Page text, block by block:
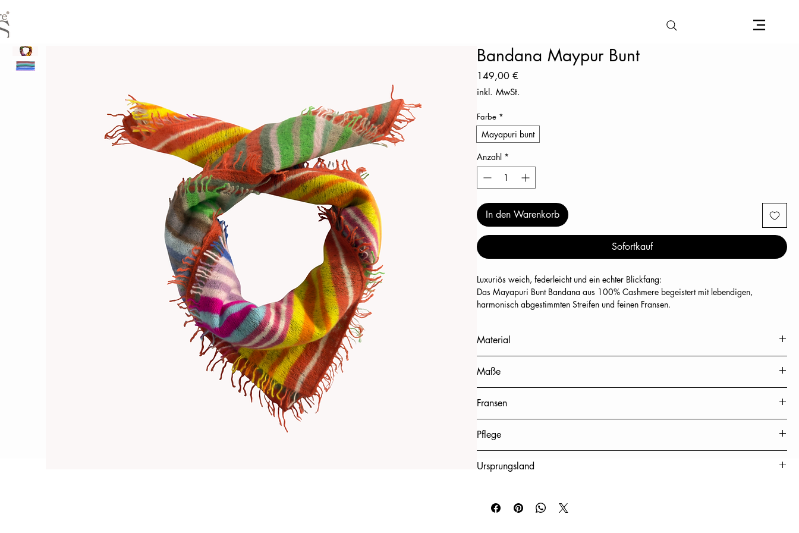
Bandana Maypur Bunt
149,00 €
inkl. MwSt.
Farbe *
Mayapuri bunt
Anzahl *
In den Warenkorb
Sofortkauf
Luxuriös weich, federleicht und ein echter Blickfang:
Das Mayapuri Bunt Bandana aus 100% Cashmere begeistert mit lebendigen,
harmonisch abgestimmten Streifen und feinen Fransen.
Ein farbstarkes Statement für jede Saison.
Material
Maße
Fransen
Pflege
Ursprungsland